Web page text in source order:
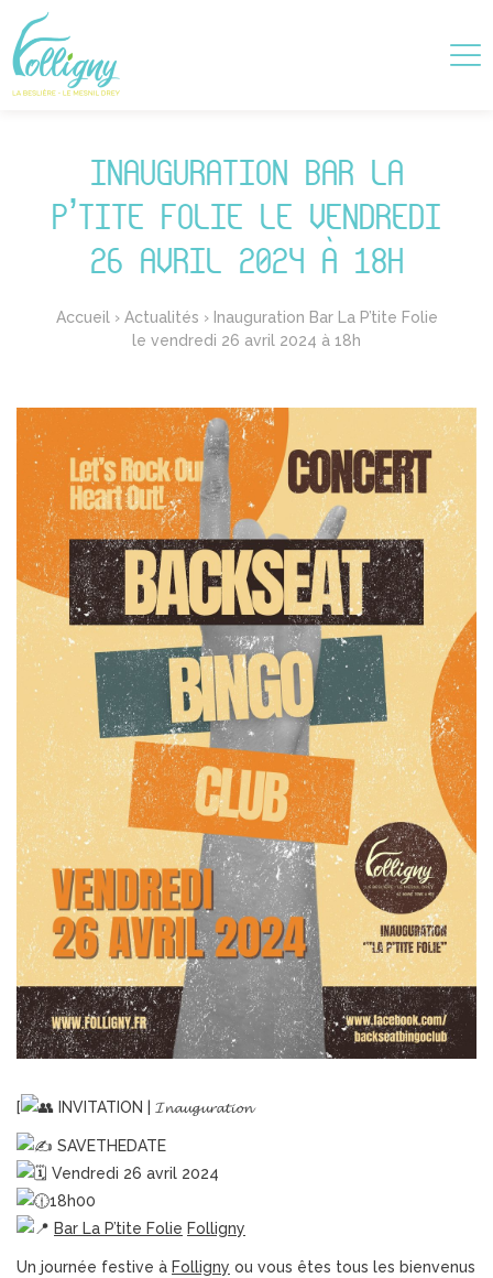
INAUGURATION BAR LA
P’TITE FOLIE LE VENDREDI
26 AVRIL 2024 À 18H
Accueil › Actualités › Inauguration Bar La P’tite Folie
le vendredi 26 avril 2024 à 18h
[ INVITATION | 𝓘𝓷𝓪𝓾𝓰𝓾𝓻𝓪𝓽𝓲𝓸𝓷
SAVETHEDATE
Vendredi 26 avril 2024
18h00
Bar La P’tite Folie Folligny
Un journée festive à Folligny ou vous êtes tous les bienvenus